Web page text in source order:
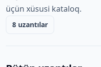
üçün xüsusi kataloq.
8 uzantılar